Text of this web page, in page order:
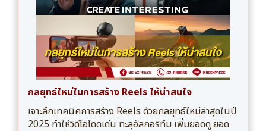
กลยุทธ์ใหม่ในการสร้าง Reels ให้น่าสนใจ
เจาะลึกเทคนิคการสร้าง Reels ด้วยกลยุทธ์ใหม่ล่าสุดในปี
2025 ทำให้วิดีโอโดดเด่น ทะลุอัลกอริทึม เพิ่มยอดดู ยอด